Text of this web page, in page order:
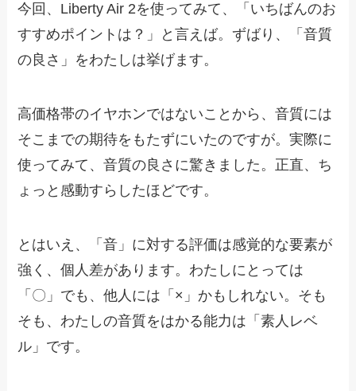
今回、Liberty Air 2を使ってみて、「いちばんのお
すすめポイントは？」と言えば。ずばり、「音質
の良さ」をわたしは挙げます。
高価格帯のイヤホンではないことから、音質には
そこまでの期待をもたずにいたのですが。実際に
使ってみて、音質の良さに驚きました。正直、ち
ょっと感動すらしたほどです。
とはいえ、「音」に対する評価は感覚的な要素が
強く、個人差があります。わたしにとっては
「〇」でも、他人には「×」かもしれない。そも
そも、わたしの音質をはかる能力は「素人レベ
ル」です。